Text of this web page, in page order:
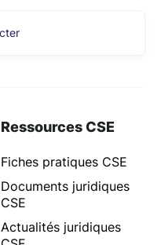
Ressources CSE
Fiches pratiques CSE
Documents juridiques
CSE
Actualités juridiques